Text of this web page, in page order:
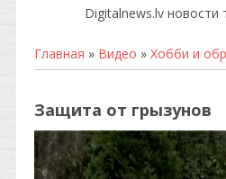
Digitalnews.lv новости
Главная » Видео » Хобби и
Защита от грызунов